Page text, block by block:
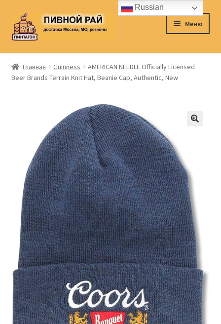
Перейти
к
навигации
Перейти
к
содержимому
Меню
Главная
Аккаунт
Контакты
Корзина
О нас
Сигары
Скидки
Схема проезда
Услуги
Главная Guinness
AMERICAN NEEDLE Officially Licensed
Beer Brands Terrain Knit Hat, Beanie Cap, Authentic, New
Russian